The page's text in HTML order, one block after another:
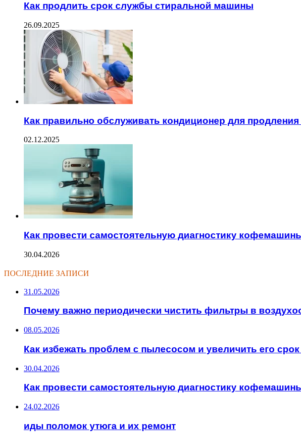
Как продлить срок службы стиральной машины
26.09.2025
Как правильно обслуживать кондиционер для
02.12.2025
Как провести самостоятельную диагностику
30.04.2026
ПОСЛЕДНИЕ ЗАПИСИ
31.05.2026
Почему важно периодически чистить фильтры в
08.05.2026
Как избежать проблем с пылесосом и увеличить его
30.04.2026
Как провести самостоятельную диагностику
24.02.2026
иды поломок утюга и их ремонт